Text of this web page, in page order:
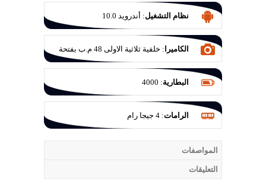
نظام التشغيل: أندرويد 10.0
الكاميرا :
خلفية ثلاثية الاولى 48 م.ب بفتحة
عدسة F/1.8 والثانية 5 م.ب للتصوير الواسع
بفتحة عدسة F/2.4 والاخيرة للماكرو 2 م.ب
بفتحة عدسة F/2.4
البطارية:
4000
الرامات: 4 جيجا رام
المواصفات
التعليقات